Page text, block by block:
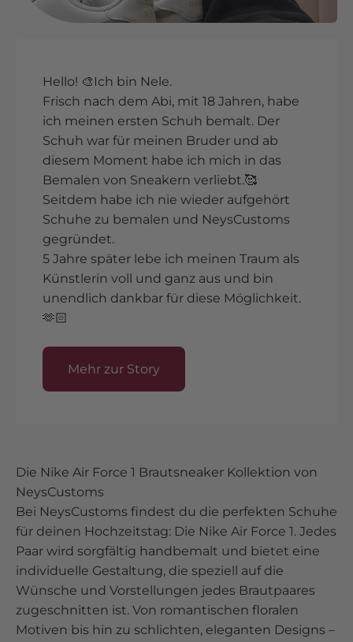
Hello! 🎨Ich bin Nele.
Frisch nach dem Abi, mit 18 Jahren, habe
ich meinen ersten Schuh bemalt. Der
Schuh war für meinen Bruder und ab
diesem Moment habe ich mich in das
Bemalen von Sneakern verliebt.🥰
Seitdem habe ich nie wieder aufgehört
Schuhe zu bemalen und NeysCustoms
gegründet.
5 Jahre später lebe ich meinen Traum als
Künstlerin voll und ganz aus und bin
unendlich dankbar für diese Möglichkeit.
🫶🏻
Mehr zur Story
Die Nike Air Force 1 Brautsneaker Kollektion von
NeysCustoms
Bei NeysCustoms findest du die perfekten Schuhe
für deinen Hochzeitstag: Die Nike Air Force 1. Jedes
Paar wird sorgfältig handbemalt und bietet eine
individuelle Gestaltung, die speziell auf die
Wünsche und Vorstellungen jedes Brautpaares
zugeschnitten ist. Von romantischen floralen
Motiven bis hin zu schlichten, eleganten Designs –